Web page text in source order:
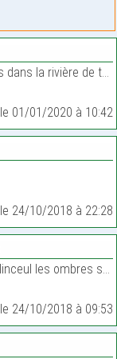
A cet instant, tu nages dans la rivière de ta vie.
le 01/01/2020 à 10:42
le 24/10/2018 à 22:28
Quand la nuit tire son linceul les ombres se conju
le 24/10/2018 à 09:53